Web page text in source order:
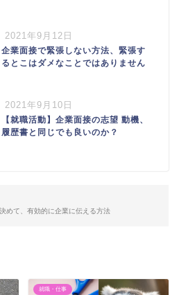
2021年9月12日
企業面接で緊張しない方法、緊張す
るとこはダメなことではありません
2021年9月10日
【就職活動】企業面接の志望 動機、
履歴書と同じでも良いのか？
めて、有効的に企業に伝える方法
就職・仕事